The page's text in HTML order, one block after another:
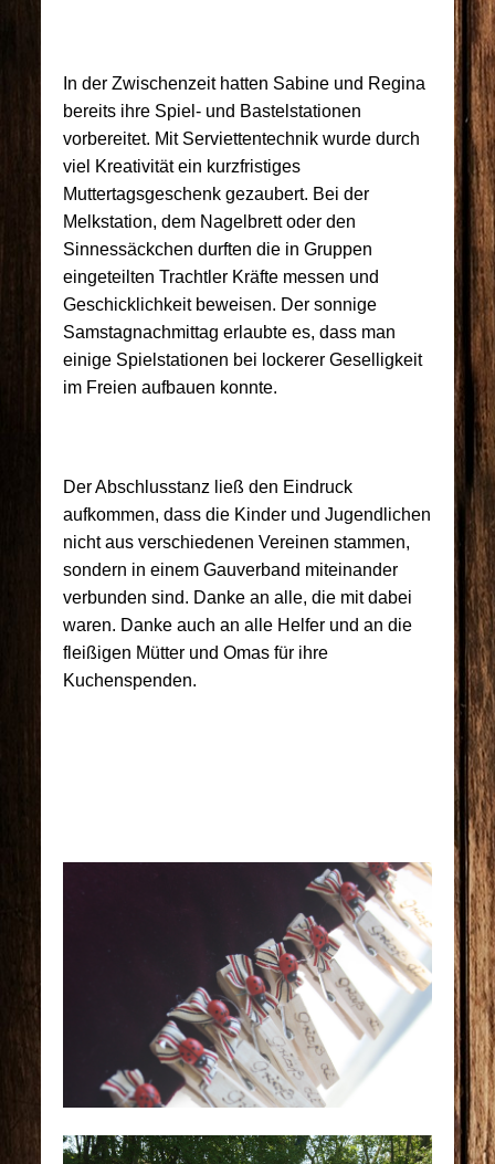
In der Zwischenzeit hatten Sabine und Regina
bereits ihre Spiel- und Bastelstationen
vorbereitet. Mit Serviettentechnik wurde durch
viel Kreativität ein kurzfristiges
Muttertagsgeschenk gezaubert. Bei der
Melkstation, dem Nagelbrett oder den
Sinnessäckchen durften die in Gruppen
eingeteilten Trachtler Kräfte messen und
Geschicklichkeit beweisen. Der sonnige
Samstagnachmittag erlaubte es, dass man
einige Spielstationen bei lockerer Geselligkeit
im Freien aufbauen konnte.
Der Abschlusstanz ließ den Eindruck
aufkommen, dass die Kinder und Jugendlichen
nicht aus verschiedenen Vereinen stammen,
sondern in einem Gauverband miteinander
verbunden sind. Danke an alle, die mit dabei
waren. Danke auch an alle Helfer und an die
fleißigen Mütter und Omas für ihre
Kuchenspenden.